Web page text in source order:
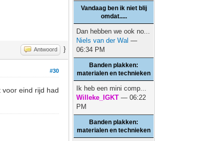
Antwoord }
#30
eind rijd had
Vandaag ben ik niet blij
omdat.....
Dan hebben we ook no...
Niels van der Wal —
06:34 PM
Banden plakken:
materialen en technieken
Ik heb een mini comp...
Willeke_IGKT — 06:22
PM
Banden plakken:
materialen en technieken